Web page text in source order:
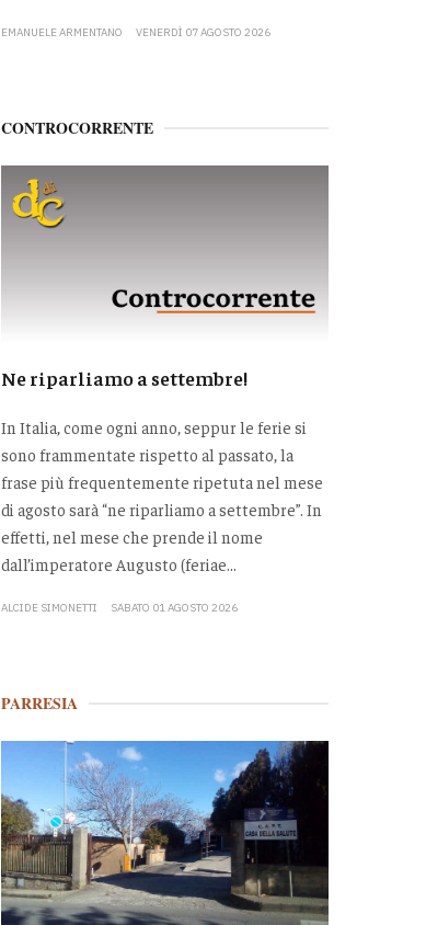
EMANUELE ARMENTANO VENERDÌ 07 AGOSTO 2026
CONTROCORRENTE
Ne riparliamo a settembre!
In Italia, come ogni anno, seppur le ferie si
sono frammentate rispetto al passato, la
frase più frequentemente ripetuta nel mese
di agosto sarà “ne riparliamo a settembre”. In
effetti, nel mese che prende il nome
dall’imperatore Augusto (feriae...
ALCIDE SIMONETTI SABATO 01 AGOSTO 2026
PARRESIA